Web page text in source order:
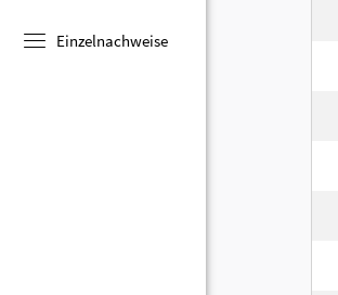
Einzelnachweise